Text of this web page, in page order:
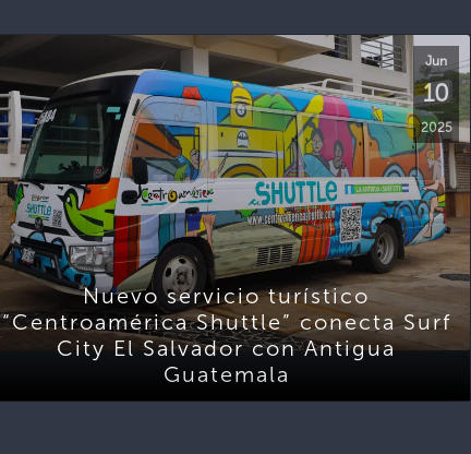
Jun
10
2025
Nuevo servicio turístico
“Centroamérica Shuttle” conecta Surf
City El Salvador con Antigua
Guatemala